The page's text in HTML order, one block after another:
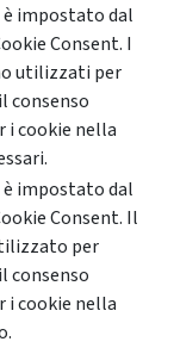
impostato dal
Consent. I
utilizzati per
consenso
cookie nella
impostato dal
Consent. Il
per
consenso
cookie nella